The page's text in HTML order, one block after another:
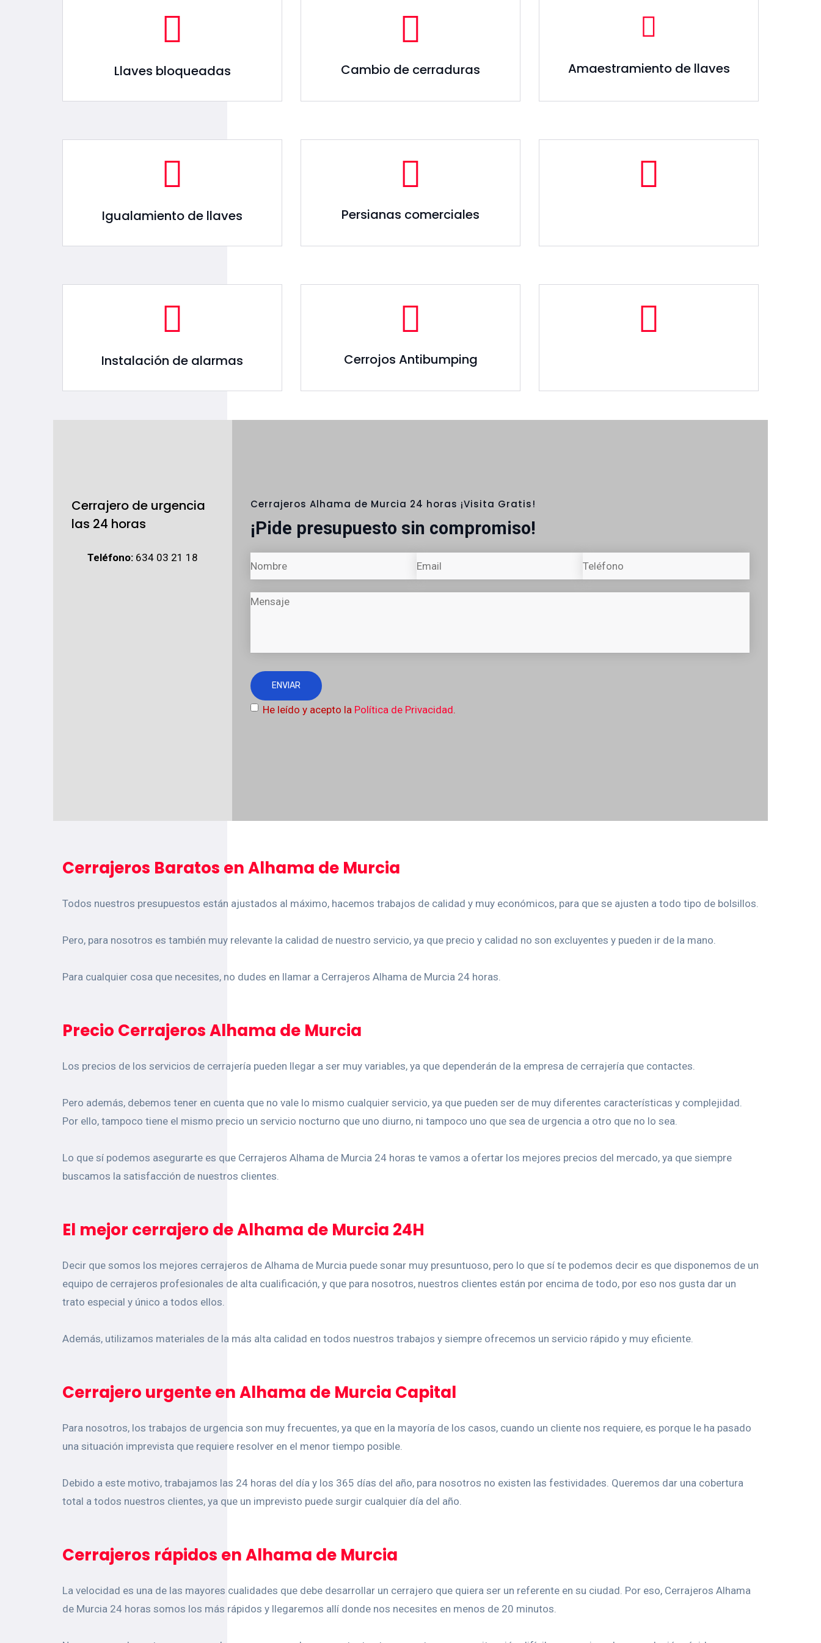
Llaves bloqueadas Cambio de cerraduras Amaestramiento de llaves
Igualamiento de llaves Persianas comerciales
Instalación de alarmas Cerrojos Antibumping
Cerrajero de urgencia
las 24 horas
Teléfono: 634 03 21 18
Cerrajeros Alhama de Murcia 24 horas ¡Visita Gratis!
¡Pide presupuesto sin compromiso!
He leído y acepto la Política de Privacidad.
Cerrajeros Baratos en Alhama de Murcia
Todos nuestros presupuestos están ajustados al máximo, hacemos trabajos de calidad y muy económicos, para que se ajusten a todo tipo de bolsillos.
Pero, para nosotros es también muy relevante la calidad de nuestro servicio, ya que precio y calidad no son excluyentes y pueden ir de la mano.
Para cualquier cosa que necesites, no dudes en llamar a Cerrajeros Alhama de Murcia 24 horas.
Precio Cerrajeros Alhama de Murcia
Los precios de los servicios de cerrajería pueden llegar a ser muy variables, ya que dependerán de la empresa de cerrajería que contactes.
Pero además, debemos tener en cuenta que no vale lo mismo cualquier servicio, ya que pueden ser de muy diferentes características y complejidad.
Por ello, tampoco tiene el mismo precio un servicio nocturno que uno diurno, ni tampoco uno que sea de urgencia a otro que no lo sea.
Lo que sí podemos asegurarte es que Cerrajeros Alhama de Murcia 24 horas te vamos a ofertar los mejores precios del mercado, ya que siempre
buscamos la satisfacción de nuestros clientes.
El mejor cerrajero de Alhama de Murcia 24H
Decir que somos los mejores cerrajeros de Alhama de Murcia puede sonar muy presuntuoso, pero lo que sí te podemos decir es que disponemos de un
equipo de cerrajeros profesionales de alta cualificación, y que para nosotros, nuestros clientes están por encima de todo, por eso nos gusta dar un
trato especial y único a todos ellos.
Además, utilizamos materiales de la más alta calidad en todos nuestros trabajos y siempre ofrecemos un servicio rápido y muy eficiente.
Cerrajero urgente en Alhama de Murcia Capital
Para nosotros, los trabajos de urgencia son muy frecuentes, ya que en la mayoría de los casos, cuando un cliente nos requiere, es porque le ha pasado
una situación imprevista que requiere resolver en el menor tiempo posible.
Debido a este motivo, trabajamos las 24 horas del día y los 365 días del año, para nosotros no existen las festividades. Queremos dar una cobertura
total a todos nuestros clientes, ya que un imprevisto puede surgir cualquier día del año.
Cerrajeros rápidos en Alhama de Murcia
La velocidad es una de las mayores cualidades que debe desarrollar un cerrajero que quiera ser un referente en su ciudad. Por eso, Cerrajeros Alhama
de Murcia 24 horas somos los más rápidos y llegaremos allí donde nos necesites en menos de 20 minutos.